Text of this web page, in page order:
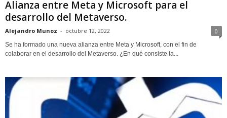
Alianza entre Meta y Microsoft para el
desarrollo del Metaverso.
Alejandro Munoz - octubre 12, 2022 0
Se ha formado una nueva alianza entre Meta y Microsoft, con el fin de
colaborar en el desarrollo del Metaverso. ¿En qué consiste la...